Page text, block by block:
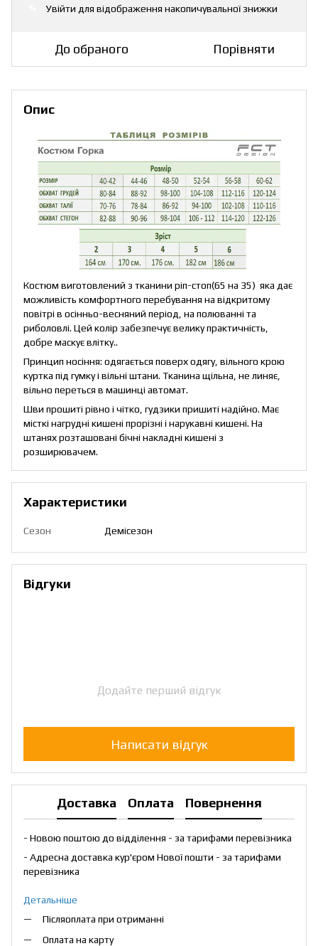
Увійти для відображення накопичувальної знижки
До обраного Порівняти
Опис
Костюм виготовлений з тканини ріп-стоп(65 на 35) яка дає
можливість комфортного перебування на відкритому
повітрі в осінньо-весняний період, на полюванні та
риболовлі. Цей колір забезпечує велику практичність,
добре маскує влітку..
Принцип носіння: одягається поверх одягу, вільного крою
куртка під гумку і вільні штани. Тканина щільна, не линяє,
вільно переться в машинці автомат.
Шви прошиті рівно і чітко, гудзики пришиті надійно. Має
місткі нагрудні кишені прорізні і нарукавні кишені. На
штанях розташовані бічні накладні кишені з
розширювачем.
Характеристики
Сезон Демісезон
Відгуки
Додайте перший відгук
Написати відгук
Доставка Оплата Повернення
- Новою поштою до відділення - за тарифами перевізника
- Адресна доставка кур'єром Нової пошти - за тарифами
перевізника
Детальніше
Післяоплата при отриманні
Оплата на карту